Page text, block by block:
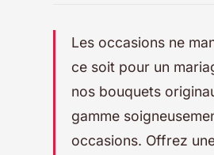
Les occasions ne
ce soit pour un
nos bouquets
gamme
occasions. Offrez